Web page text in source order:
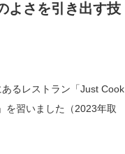
よさを引き出す技
るレストラン「Just Cook
を習いました（2023年取